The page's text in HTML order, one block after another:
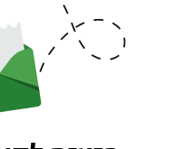
אל זה העץ אביך, בן,
נקשר, עקוד בחבל.
ברזל ושוט הכוהו, בן,